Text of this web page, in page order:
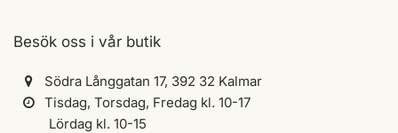
Besök oss i vår butik
Södra Långgatan 17, 392 32 Kalmar
Tisdag, Torsdag, Fredag kl. 10-17
Lördag kl. 10-15